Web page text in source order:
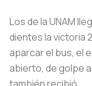
Los de la UNAM
dientes la victoria
aparcar el bus, el
abierto, de golpe